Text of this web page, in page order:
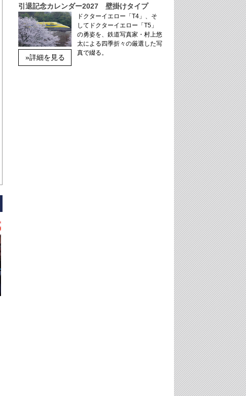
引退記念カレンダー2027 壁掛けタイプ
»詳細を見る
ドクターイエロー「T4」、そ
してドクターイエロー「T5」
の勇姿を、鉄道写真家・村上悠
太による四季折々の厳選した写
真で綴る。